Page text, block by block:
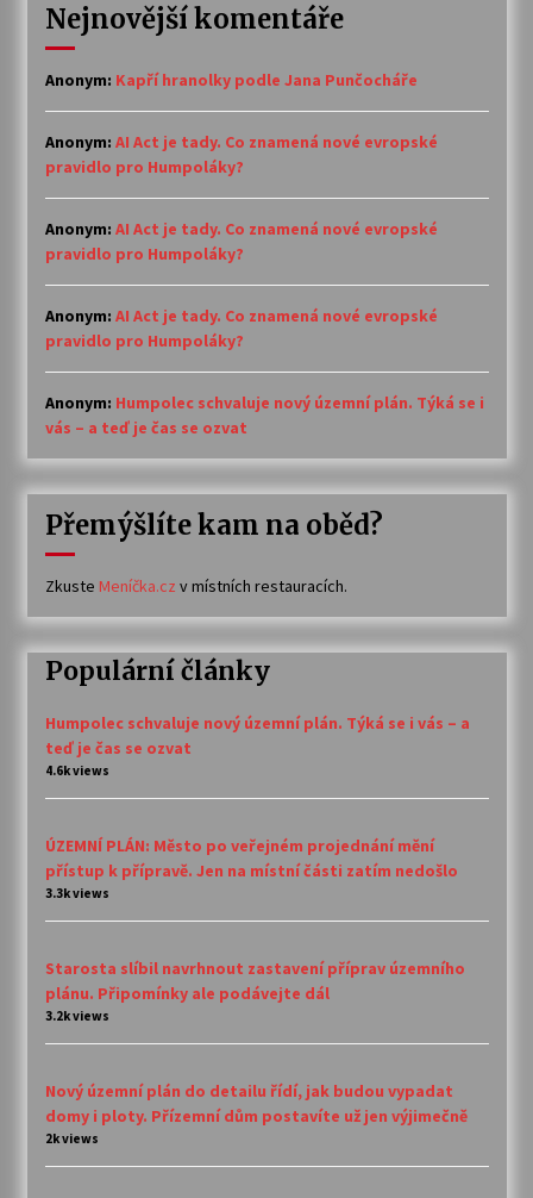
Nejnovější komentáře
Anonym: Kapří hranolky podle Jana Punčocháře
Anonym: AI Act je tady. Co znamená nové evropské
pravidlo pro Humpoláky?
Anonym: AI Act je tady. Co znamená nové evropské
pravidlo pro Humpoláky?
Anonym: AI Act je tady. Co znamená nové evropské
pravidlo pro Humpoláky?
Anonym: Humpolec schvaluje nový územní plán. Týká se i
vás – a teď je čas se ozvat
Přemýšlíte kam na oběd?
Zkuste Meníčka.cz v místních restauracích.
Populární články
Humpolec schvaluje nový územní plán. Týká se i vás – a
teď je čas se ozvat
4.6k views
ÚZEMNÍ PLÁN: Město po veřejném projednání mění
přístup k přípravě. Jen na místní části zatím nedošlo
3.3k views
Starosta slíbil navrhnout zastavení příprav územního
plánu. Připomínky ale podávejte dál
3.2k views
Nový územní plán do detailu řídí, jak budou vypadat
domy i ploty. Přízemní dům postavíte už jen výjimečně
2k views